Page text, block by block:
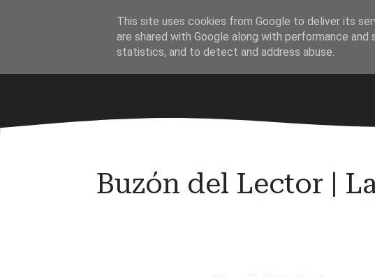
·
Buzón del Lector |
This site uses cookies from Google to deliver its
are shared with Google along with performance
statistics, and to detect and address abuse.